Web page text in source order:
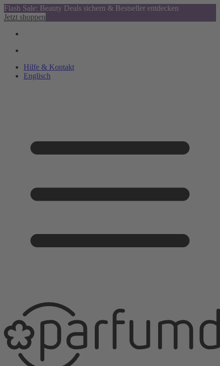
Flash Sale: Beauty Deals sichern & Bestseller entdecken
Jetzt shoppen
Hilfe & Kontakt
Englisch